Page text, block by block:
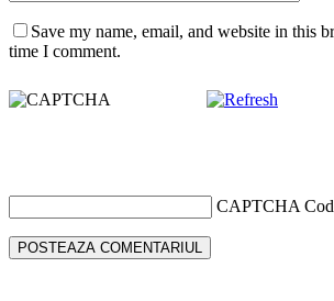
Save my name, email, and website in this
time I comment.
CAPTCHA